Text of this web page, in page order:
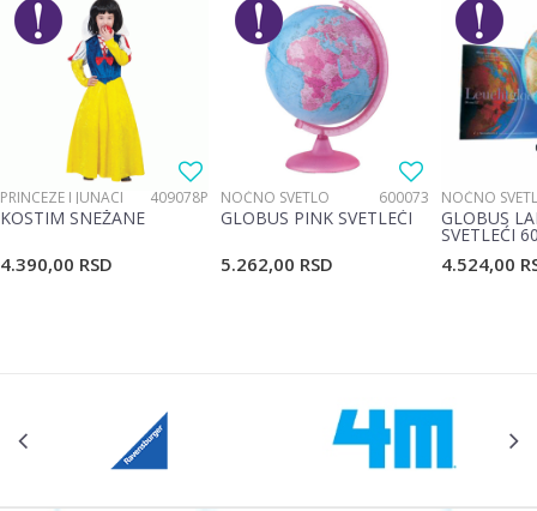
PRINCEZE I JUNACI 409078P
KOSTIM SNEŽANE
4.390,00 RSD
NOĆNO SVETLO 600073
GLOBUS PINK SVETLEĆI
5.262,00 RSD
NOĆNO
GLOBUS
SVETLEĆI
4.524,00